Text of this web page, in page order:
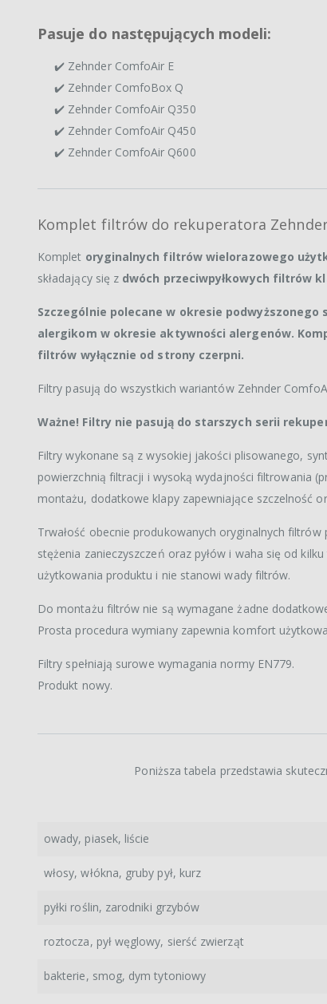
Pasuje do następujących modeli:
✔️ Zehnder ComfoAir E
✔️ Zehnder ComfoBox Q
✔️ Zehnder ComfoAir Q350
✔️ Zehnder ComfoAir Q450
✔️ Zehnder ComfoAir Q600
Komplet filtrów do rekuperatora
Komplet oryginalnych filtrów wielorazowego
składający się z dwóch przeciwpyłkowych filtrów
Szczególnie polecane w okresie podwyższonego
alergikom w okresie aktywności alergenów.
filtrów wyłącznie od strony czerpni.
Filtry pasują do wszystkich wariantów Zehnder
Ważne! Filtry nie pasują do starszych serii
Filtry wykonane są z wysokiej jakości plisowanego,
powierzchnią filtracji i wysoką wydajności filtrowania
montażu, dodatkowe klapy zapewniające szczelność
Trwałość obecnie produkowanych oryginalnych
stężenia zanieczyszczeń oraz pyłów i waha się od
użytkowania produktu i nie stanowi wady filtrów.
Do montażu filtrów nie są wymagane żadne
Prosta procedura wymiany zapewnia komfort
Filtry spełniają surowe wymagania normy EN779.
Produkt nowy.
Poniższa tabela przedstawia
owady, piasek, liście
włosy, włókna, gruby pył, kurz
pyłki roślin, zarodniki grzybów
roztocza, pył węglowy, sierść zwierząt
bakterie, smog, dym tytoniowy